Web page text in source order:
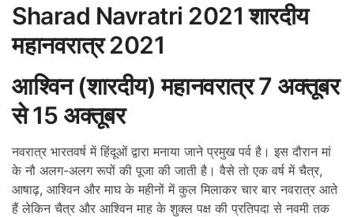
Sharad Navratri 2021 शारदीय
महानवरात्र 2021
आश्विन (शारदीय) महानवरात्र7 अक्तूबर
से 15 अक्तूबर
नवरात्र भारतवर्ष में हिंदूओं द्वारा मनाया जाने प्रमुख पर्व है। इस दौरान मां
के नौ अलग-अलग रूपों की पूजा की जाती है। वैसे तो एक वर्ष में चैत्र,
आषाढ़, आश्विन और माघ के महीनों में कुल मिलाकर चार बार नवरात्र आते
हैं लेकिन चैत्र और आश्विन माह के शुक्ल पक्ष की प्रतिपदा से नवमी तक